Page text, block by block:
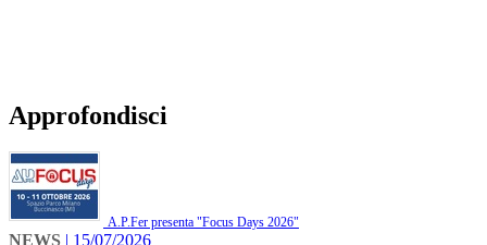
Approfondisci
A.P.Fer presenta "Focus Days 2026"
NEWS | 15/07/2026